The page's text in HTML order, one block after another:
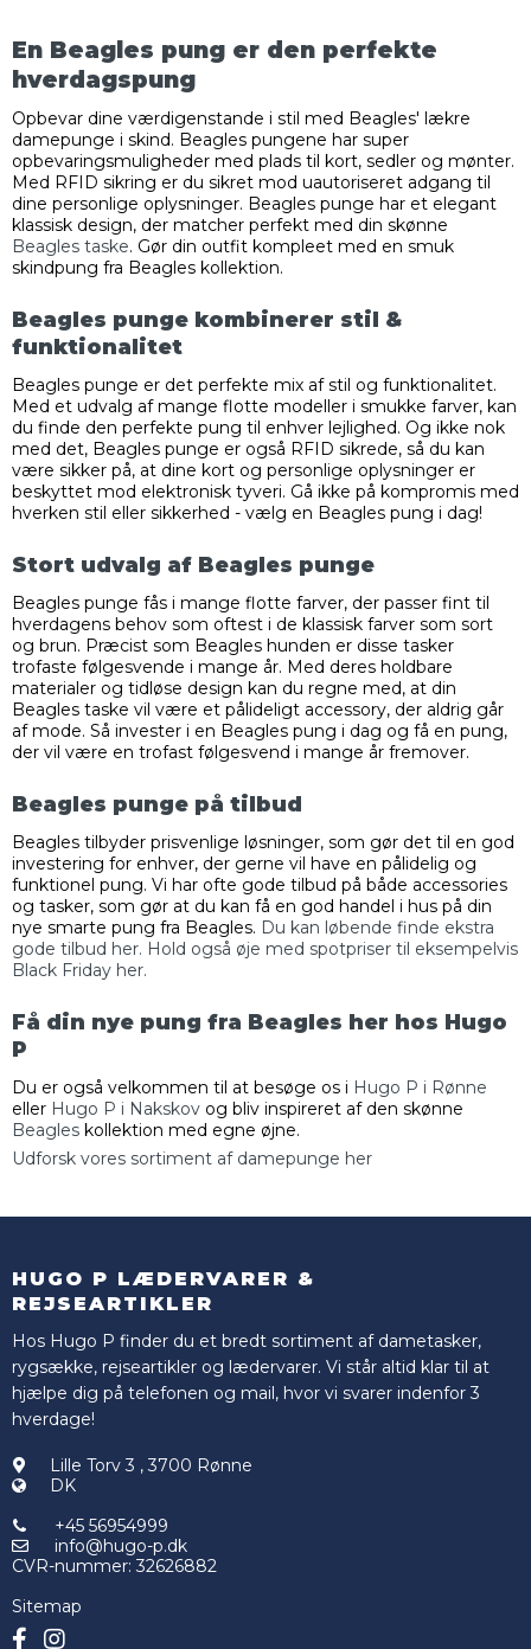
En Beagles pung er den perfekte
hverdagspung
Opbevar dine værdigenstande i stil med Beagles' lækre
damepunge i skind. Beagles pungene har super
opbevaringsmuligheder med plads til kort, sedler og mønter.
Med RFID sikring er du sikret mod uautoriseret adgang til
dine personlige oplysninger. Beagles punge har et elegant
klassisk design, der matcher perfekt med din skønne
Beagles taske. Gør din outfit kompleet med en smuk
skindpung fra Beagles kollektion.
Beagles punge kombinerer stil &
funktionalitet
Beagles punge er det perfekte mix af stil og funktionalitet.
Med et udvalg af mange flotte modeller i smukke farver, kan
du finde den perfekte pung til enhver lejlighed. Og ikke nok
med det, Beagles punge er også RFID sikrede, så du kan
være sikker på, at dine kort og personlige oplysninger er
beskyttet mod elektronisk tyveri. Gå ikke på kompromis med
hverken stil eller sikkerhed - vælg en Beagles pung i dag!
Stort udvalg af Beagles punge
Beagles punge fås i mange flotte farver, der passer fint til
hverdagens behov som oftest i de klassisk farver som sort
og brun. Præcist som Beagles hunden er disse tasker
trofaste følgesvende i mange år. Med deres holdbare
materialer og tidløse design kan du regne med, at din
Beagles taske vil være et pålideligt accessory, der aldrig går
af mode. Så invester i en Beagles pung i dag og få en pung,
der vil være en trofast følgesvend i mange år fremover.
Beagles punge på tilbud
Beagles tilbyder prisvenlige løsninger, som gør det til en god
investering for enhver, der gerne vil have en pålidelig og
funktionel pung. Vi har ofte gode tilbud på både accessories
og tasker, som gør at du kan få en god handel i hus på din
nye smarte pung fra Beagles. Du kan løbende finde ekstra
gode tilbud her. Hold også øje med spotpriser til eksempelvis
Black Friday her.
Få din nye pung fra Beagles her hos Hugo
P
Du er også velkommen til at besøge os i Hugo P i Rønne
eller Hugo P i Nakskov og bliv inspireret af den skønne
Beagles kollektion med egne øjne.
Udforsk vores sortiment af damepunge her
HUGO P LÆDERVARER &
REJSEARTIKLER
Hos Hugo P finder du et bredt sortiment af dametasker,
rygsække, rejseartikler og lædervarer. Vi står altid klar til at
hjælpe dig på telefonen og mail, hvor vi svarer indenfor 3
hverdage!
Lille Torv 3 ,3700 Rønne
DK
+45 56954999
info@hugo-p.dk
CVR-nummer: 32626882
Sitemap